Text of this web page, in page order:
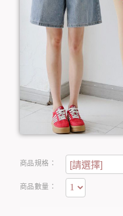
商品規格：
商品數量：